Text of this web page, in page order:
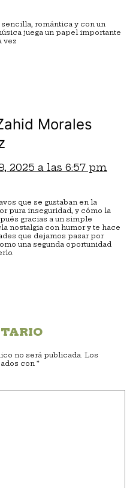
romántica y con un
juega un papel importante
vez
Morales
2025 a las 6:57 pm
que se gustaban en la
pura inseguridad, y cómo la
gracias a un simple
nostalgia con humor y te hace
que dejamos pasar por
una segunda oportunidad
no será publicada. Los
con *